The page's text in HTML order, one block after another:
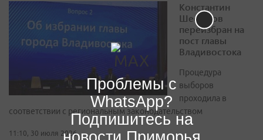
Константин
Шестаков
переизбран на
пост главы
Владивостока
Процедура
выборов
проходила в
соответствии с региональным законодательством
11:10, 30 июля 2026
Проблемы с
WhatsApp?
Подпишитесь на